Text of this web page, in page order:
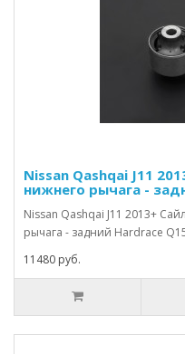
Nissan Qashqai J11
нижнего рычага -
Nissan Qashqai J11 2013+
рычага - задний Hardrace
11480 руб.